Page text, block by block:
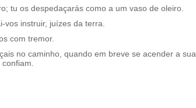
tu os despedaçarás como a um vaso de oleiro.
instruir, juízes da terra.
com tremor.
no caminho, quando em breve se acender a sua